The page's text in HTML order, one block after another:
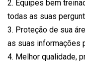
2. Equipes bem
todas as suas
3. Proteção de sua
as suas informações
4. Melhor qualidade,